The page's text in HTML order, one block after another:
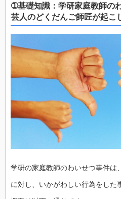
➀基礎知識：学研家庭教師の
芸人のどくだんご師匠が起こ
学研の家庭教師のわいせつ事件は
に対し、いかがわしい行為をした